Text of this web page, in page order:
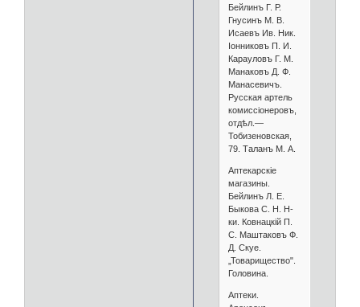
Бейлинъ Г. Р.
Гнусинъ М. В.
Исаевъ Ив. Ник.
Iонниковъ П. И.
Карауловъ Г. М.
Манаковъ Д. Ф.
Манасевичъ.
Русская артель
комиссіонеровъ,
отдѣл.—
Тобизеновская,
79. Таланъ М. А.
Аптекарскіе
магазины.
Бейлинъ Л. Е.
Быкова С. Н. Н-
ки. Ковнацкій П.
С. Маштаковъ Ф.
Д. Скуе.
„Товарищество".
Головина.
Аптеки.